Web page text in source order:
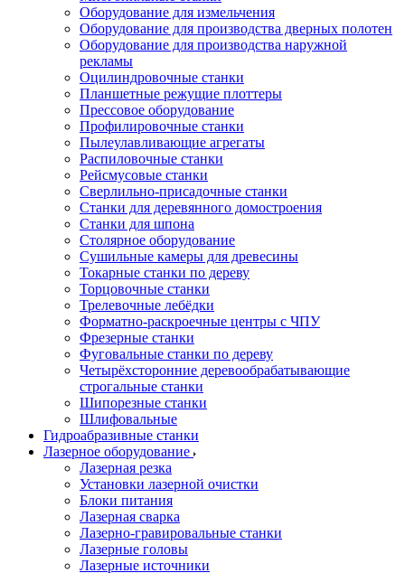
Оборудование для измельчения
Оборудование для производства дверных полотен
Оборудование для производства наружной
рекламы
Оцилиндровочные станки
Планшетные режущие плоттеры
Прессовое оборудование
Профилировочные станки
Пылеулавливающие агрегаты
Распиловочные станки
Рейсмусовые станки
Сверлильно-присадочные станки
Станки для деревянного домостроения
Станки для шпона
Столярное оборудование
Сушильные камеры для древесины
Токарные станки по дереву
Торцовочные станки
Трелевочные лебёдки
Форматно-раскроечные центры с ЧПУ
Фрезерные станки
Фуговальные станки по дереву
Четырёхсторонние деревообрабатывающие
строгальные станки
Шипорезные станки
Шлифовальные
Гидроабразивные станки
Лазерное оборудование
Лазерная резка
Установки лазерной очистки
Блоки питания
Лазерная сварка
Лазерно-гравировальные станки
Лазерные головы
Лазерные источники